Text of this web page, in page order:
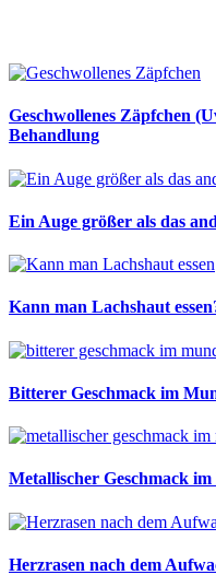
Geschwollenes Zäpfchen
Behandlung
Ein Auge größer als das
Kann man Lachshaut
Bitterer Geschmack im
Metallischer Geschmack
Herzrasen nach dem